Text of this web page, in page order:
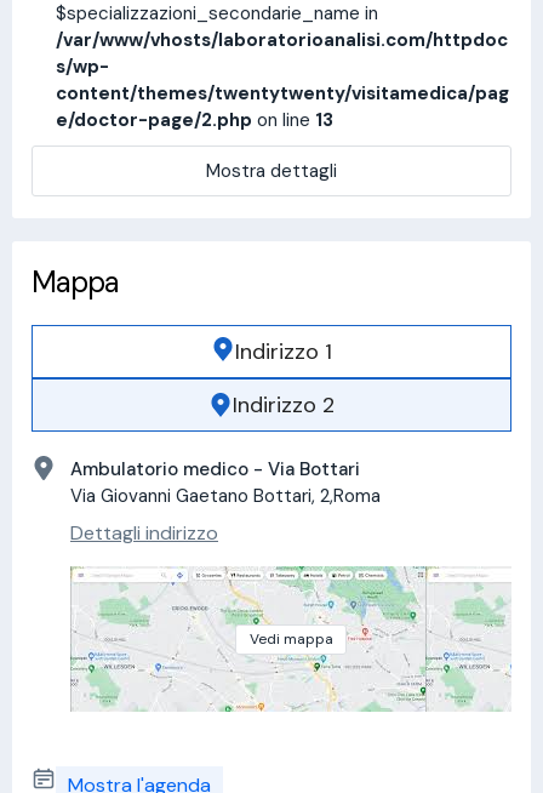
$specializzazioni_secondarie_name in
/var/www/vhosts/laboratorioanalisi.com/httpdoc
s/wp-
content/themes/twentytwenty/visitamedica/pag
e/doctor-page/2.php on line 13
Mostra dettagli
Mappa
Indirizzo 1
Indirizzo 2
Ambulatorio medico - Via Bottari
Via Giovanni Gaetano Bottari, 2,Roma
Dettagli indirizzo
Vedi mappa
Mostra l'agenda